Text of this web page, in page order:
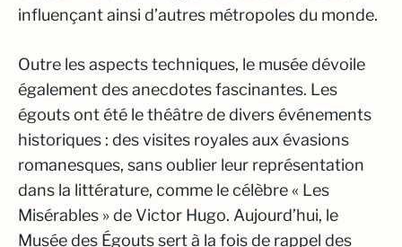
influençant ainsi d’autres métropoles du monde.
Outre les aspects techniques, le musée dévoile
également des anecdotes fascinantes. Les
égouts ont été le théâtre de divers événements
historiques : des visites royales aux évasions
romanesques, sans oublier leur représentation
dans la littérature, comme le célèbre « Les
Misérables » de Victor Hugo. Aujourd’hui, le
Musée des Égouts sert à la fois de rappel des